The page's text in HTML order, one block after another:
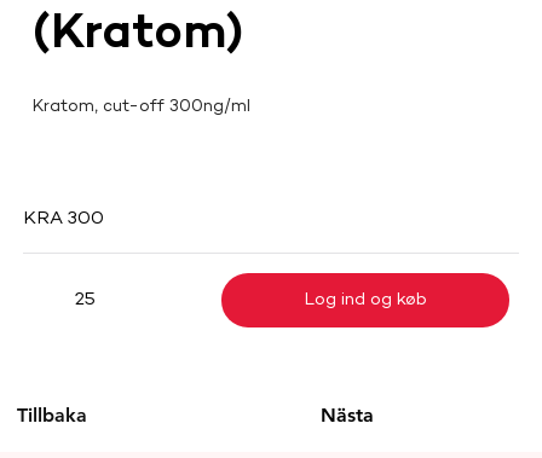
(Kratom)
Kratom, cut-off 300ng/ml
KRA 300
25 Log ind og køb
Nästa
Tillbaka